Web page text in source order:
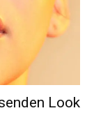
Look